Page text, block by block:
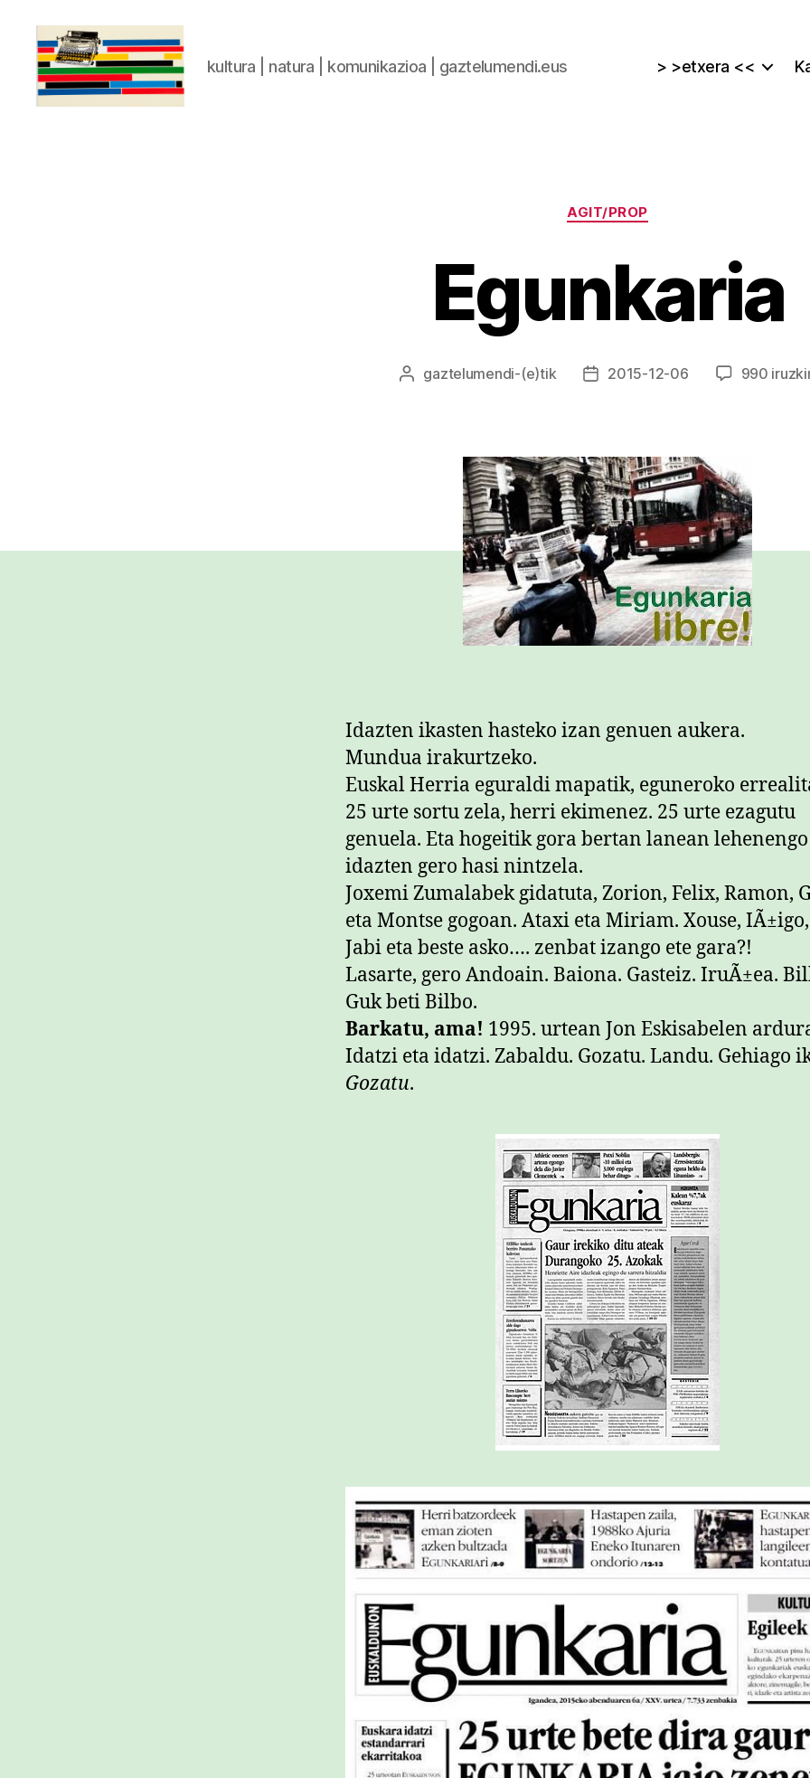
kultura | natura | komunikazioa | gaztelumendi.eus > >etxera <<
Kategoriak
AGIT/PROP
Egunkaria
Argitalpenaren
gaztelumendi-(e)tik
Argitalpenaren
2015-12-06 990
Idazten ikasten hasteko izan genuen aukera.
Mundua irakurtzeko.
Euskal Herria eguraldi mapatik, eguneroko
25 urte sortu zela, herri ekimenez. 25 urte ezagutu
genuela. Eta hogeitik gora bertan lanean
idazten gero hasi nintzela.
Joxemi Zumalabek gidatuta, Zorion, Felix, Ramon,
eta Montse gogoan. Ataxi eta Miriam. Xouse,
Jabi eta beste asko…. zenbat izango ete gara?!
Lasarte, gero Andoain. Baiona. Gasteiz. IruÃ±ea.
Guk beti Bilbo.
Barkatu, ama! 1995. urtean Jon Eskisabelen
Idatzi eta idatzi. Zabaldu. Gozatu. Landu. Gehiago
Gozatu.